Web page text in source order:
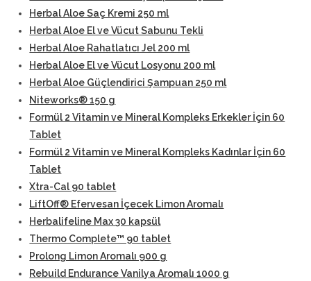
Herbal Aloe Saç Kremi 250 ml
Herbal Aloe El ve Vücut Sabunu Tekli
Herbal Aloe Rahatlatıcı Jel 200 ml
Herbal Aloe El ve Vücut Losyonu 200 ml
Herbal Aloe Güçlendirici Şampuan 250 ml
Niteworks® 150 g
Formül 2 Vitamin ve Mineral Kompleks Erkekler İçin 60
Tablet
Formül 2 Vitamin ve Mineral Kompleks Kadınlar İçin 60
Tablet
Xtra-Cal 90 tablet
LiftOff® Efervesan İçecek Limon Aromalı
Herbalifeline Max 30 kapsül
Thermo Complete™ 90 tablet
Prolong Limon Aromalı 900 g
Rebuild Endurance Vanilya Aromalı 1000 g